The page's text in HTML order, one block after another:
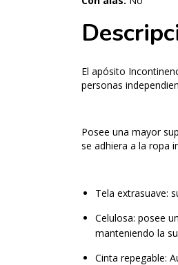
El apósito
personas
Posee una mayor
se adhiera a la ropa
Tela extrasuave:
Celulosa: posee
manteniendo la
Cinta repegable: